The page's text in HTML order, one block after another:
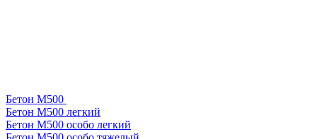
Бетон М500
Бетон М500 легкий
Бетон М500 особо легкий